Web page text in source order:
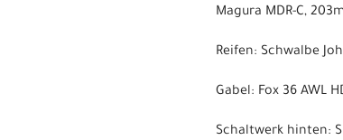
Magura MDR-C,
Reifen: Schwalbe
Gabel: Fox 36 AWL
Schaltwerk hinten: